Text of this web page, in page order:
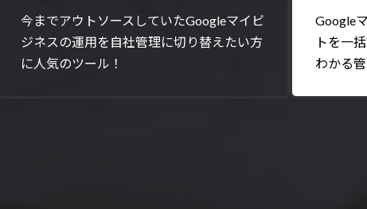
今までアウトソースしていたGoogleマイビ
ジネスの運用を自社管理に切り替えたい方
に人気のツール！
Google
トを一
わかる